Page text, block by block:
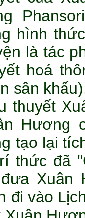
hình
là tác
hoá
sân
thuyết
Hương
tạo lại
thức đã
Xuân
đi vào